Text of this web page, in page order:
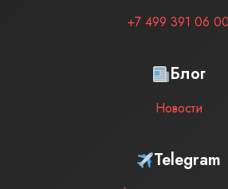
+7 499 391 06 00
Блог
Новости
Telegram